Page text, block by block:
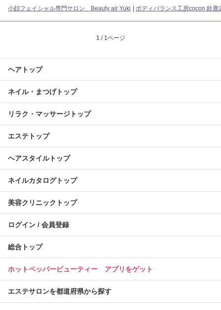
小顔フェイシャル専門サロン Beauty air Yuki ボディバランス工房cocon 鈴鹿
1 / 1ページ
ヘアトップ
ネイル・まつげトップ
リラク・マッサージトップ
エステトップ
ヘアスタイルトップ
ネイルカタログトップ
美容クリニックトップ
ログイン / 会員登録
総合トップ
ホットペッパービューティー アプリをゲット
エステサロンを都道府県から探す